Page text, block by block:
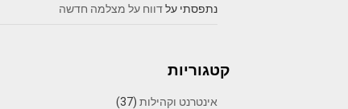
נתפסתי עלדווח על מצלמה חדשה
קטגוריות
אינטרנט וקהילות (37)